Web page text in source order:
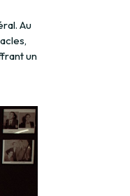
Au
un